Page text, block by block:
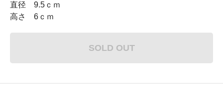
直径 9.5ｃｍ
高さ 6ｃｍ
SOLD OUT